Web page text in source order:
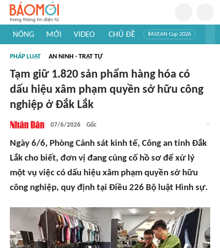
NÓNG MỚI VIDEO CHỦ ĐỀ #ASEAN Cup 2026
#Khám phá thế giới
PHÁP LUẬT AN NINH - TRẬT TỰ
Tạm giữ 1.820 sản phẩm hàng hóa có
dấu hiệu xâm phạm quyền sở hữu công
nghiệp ở Đắk Lắk
07/6/2026 Gốc
Ngày 6/6, Phòng Cảnh sát kinh tế, Công an tỉnh Đắk
Lắk cho biết, đơn vị đang củng cố hồ sơ để xử lý
một vụ việc có dấu hiệu xâm phạm quyền sở hữu
công nghiệp, quy định tại Điều 226 Bộ luật Hình sự.